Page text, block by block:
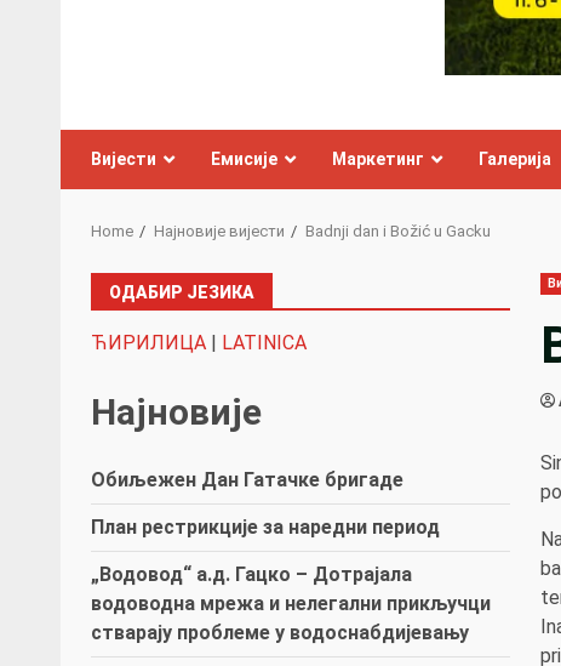
Вијести Емисије Маркетинг Галерија
Home Најновије вијести Badnji dan i Božić u Gacku
ОДАБИР ЈЕЗИКА
ЋИРИЛИЦА | LATINICA
Најновије
Обиљежен Дан Гатачке бригаде
План рестрикције за наредни период
„Водовод“ а.д. Гацко – Дотрајала
водоводна мрежа и нелегални прикључци
стварају проблеме у водоснабдијевању